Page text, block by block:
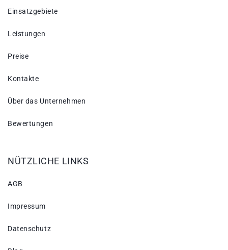
Einsatzgebiete
Leistungen
Preise
Kontakte
Über das Unternehmen
Bewertungen
NÜTZLICHE LINKS
AGB
Impressum
Datenschutz